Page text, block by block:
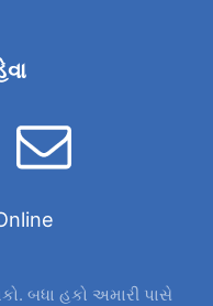
બધા હકો અમારી પાસે